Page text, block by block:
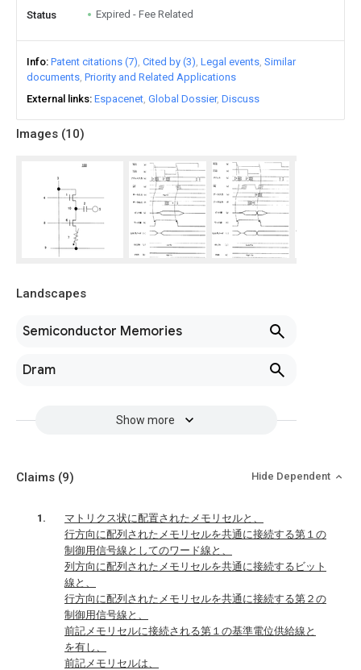
Images (10)
Landscapes
Semiconductor Memories
Dram
Show more
Status Expired - Fee Related
Info Patent citations (7) Cited by (3) Legal events Similar
documents Priority and Related Applications
External links Espacenet Global Dossier Discuss
Claims (9) Hide Dependent
マトリクス状に配置されたメモリセルと、
行方向に配列されたメモリセルを共通に接続する第１の
制御用信号線としてのワード線と、
列方向に配列されたメモリセルを共通に接続するビット
線と、
行方向に配列されたメモリセルを共通に接続する第２の
制御用信号線と、
前記メモリセルに接続される第１の基準電位供給線と
を有し、
前記メモリセルは、